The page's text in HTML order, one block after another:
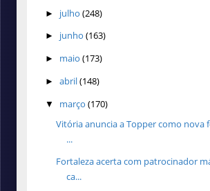
► julho (248)
► junho (163)
► maio (173)
► abril(148)
▼ março (170)
Vitória anuncia a Topper como nova
...
Fortaleza acerta com patrocinador
ca...